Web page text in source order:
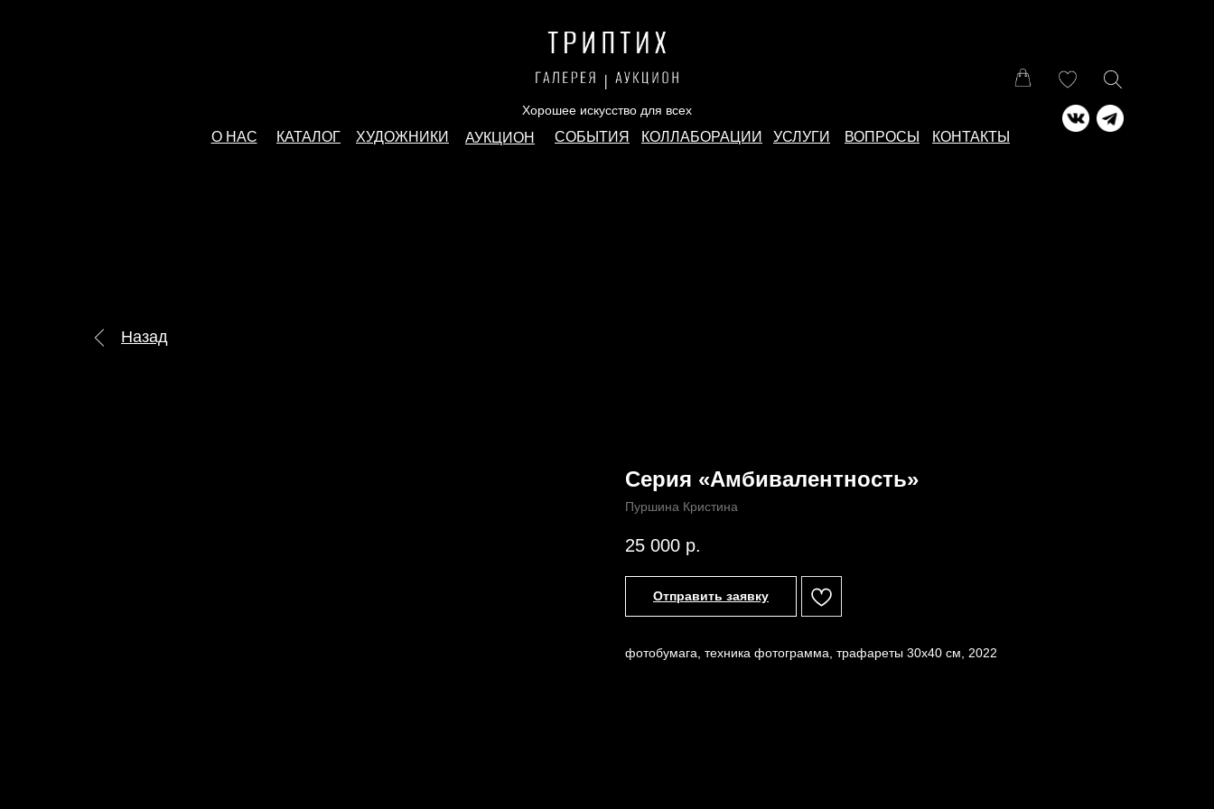
КАТАЛОГ
О НАС КОНТАКТЫ
УСЛУГИ ВОПРОСЫ
СОБЫТИЯ КОЛЛАБОРАЦИИ
ХУДОЖНИКИ АУКЦИОН
Хорошее искусство для всех
Назад
Серия «Амбивалентность»
Пуршина Кристина
25 000 р.
Отправить заявку
фотобумага, техника фотограмма, трафареты 30х40 см, 2022